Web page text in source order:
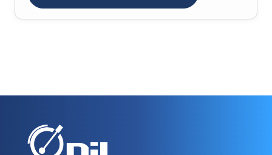
SipXecs (5)
+Služby